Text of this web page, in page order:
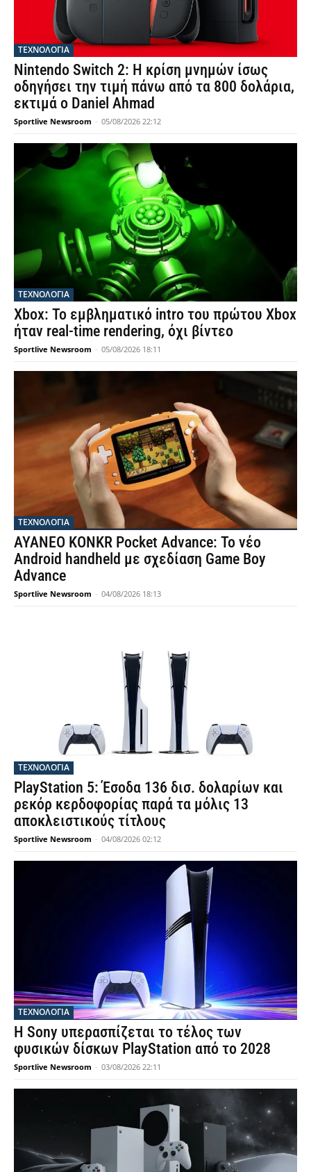
ΤΕΧΝΟΛΟΓΙΑ
Nintendo Switch 2: Η κρίση μνημών ίσως
οδηγήσει την τιμή πάνω από τα 800 δολάρια,
εκτιμά ο Daniel Ahmad
Sportlive Newsroom - 05/08/2026 22:12
ΤΕΧΝΟΛΟΓΙΑ
Xbox: Το εμβληματικό intro του πρώτου Xbox
ήταν real-time rendering, όχι βίντεο
Sportlive Newsroom - 05/08/2026 18:11
ΤΕΧΝΟΛΟΓΙΑ
AYANEO KONKR Pocket Advance: Το νέο
Android handheld με σχεδίαση Game Boy
Advance
Sportlive Newsroom - 04/08/2026 18:13
ΤΕΧΝΟΛΟΓΙΑ
PlayStation 5: Έσοδα 136 δισ. δολαρίων και
ρεκόρ κερδοφορίας παρά τα μόλις 13
αποκλειστικούς τίτλους
Sportlive Newsroom - 04/08/2026 02:12
ΤΕΧΝΟΛΟΓΙΑ
Η Sony υπερασπίζεται το τέλος των
φυσικών δίσκων PlayStation από το 2028
Sportlive Newsroom - 03/08/2026 22:11